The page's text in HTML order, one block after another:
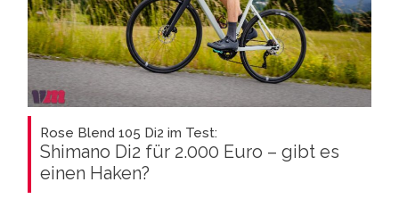
Rose Blend 105 Di2 im Test:
Shimano Di2 für 2.000 Euro – gibt es
einen Haken?